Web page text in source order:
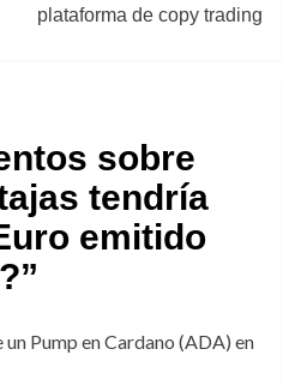
plataforma de copy trading
sobre
tendría
emitido
”
un Pump en Cardano (ADA) en